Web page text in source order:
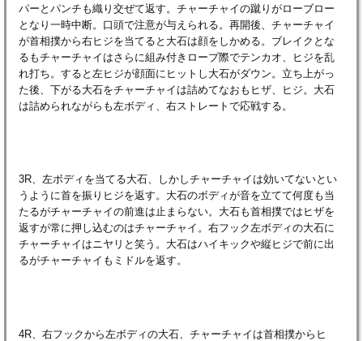
パーとパンチも織り交ぜて返す。チャーチャイの蹴りがローブロー
となり一時中断。口頭で注意が与えられる。再開後、チャーチャイ
が首相撲から右ヒジを当てると大石は顔をしかめる。ブレイクとな
るもチャーチャイはさらに組み付きロープ際でテンカオ、ヒジを乱
れ打ち。すると左ヒジが顔面にヒットし大石がダウン。立ち上がっ
た後、下がる大石をチャーチャイは詰めてなおもヒザ、ヒジ。大石
は詰められながらも左ボディ、右ストレートで応戦する。
3R、左ボディを当てる大石、しかしチャーチャイは効いてないとい
うように首を振りヒジを返す。大石のボディが音を立てて何度も当
たるがチャーチャイの前進は止まらない。大石も首相撲ではヒザを
返すが常に押し込むのはチャーチャイ。右フック左ボディの大石に
チャーチャイはニヤリと笑う。大石はハイキックや縦ヒジで前に出
るがチャーチャイもミドルを返す。
4R、右フックから左ボディの大石、チャーチャイは首相撲からヒ